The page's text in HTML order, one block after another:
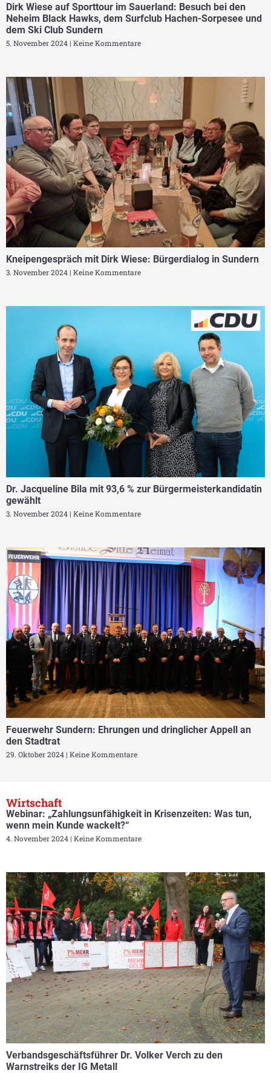
Dirk Wiese auf Sporttour im Sauerland: Besuch bei den
Neheim Black Hawks, dem Surfclub Hachen-Sorpesee und
dem Ski Club Sundern
5. November 2024 Keine Kommentare
Kneipengespräch mit Dirk Wiese: Bürgerdialog in Sundern
3. November 2024 Keine Kommentare
Dr. Jacqueline Bila mit 93,6 % zur Bürgermeisterkandidatin
gewählt
3. November 2024 Keine Kommentare
Feuerwehr Sundern: Ehrungen und dringlicher Appell an
den Stadtrat
29. Oktober 2024 Keine Kommentare
Wirtschaft
Webinar: „Zahlungsunfähigkeit in Krisenzeiten: Was tun,
wenn mein Kunde wackelt?“
4. November 2024 Keine Kommentare
Verbandsgeschäftsführer Dr. Volker Verch zu den
Warnstreiks der IG Metall